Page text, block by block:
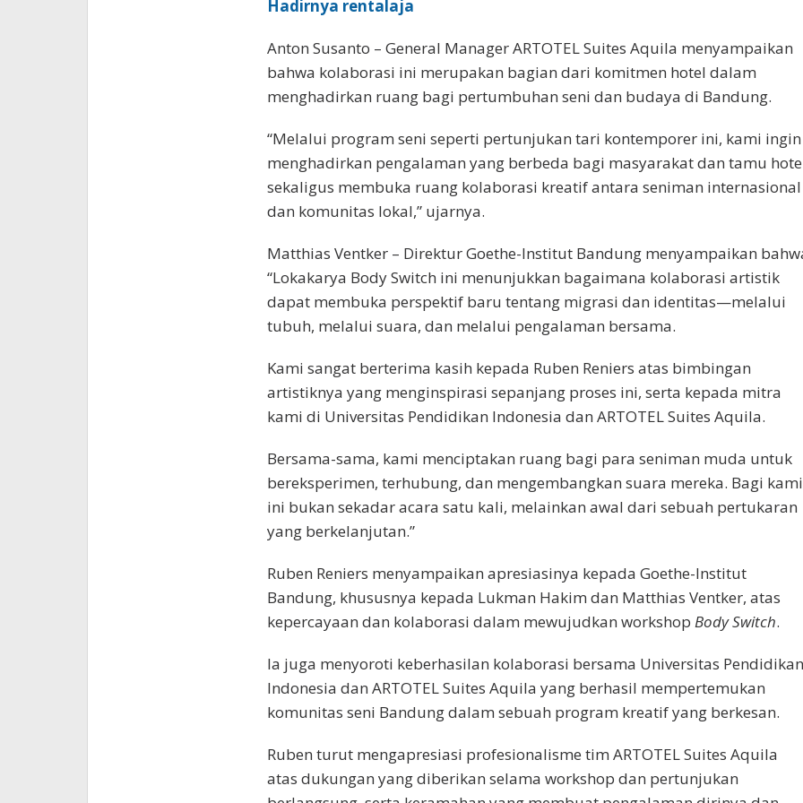
Hadirnya rentalaja
Anton Susanto – General Manager ARTOTEL Suites Aquila menyampaikan
bahwa kolaborasi ini merupakan bagian dari komitmen hotel dalam
menghadirkan ruang bagi pertumbuhan seni dan budaya di Bandung.
“Melalui program seni seperti pertunjukan tari kontemporer ini, kami ingin
menghadirkan pengalaman yang berbeda bagi masyarakat dan tamu
sekaligus membuka ruang kolaborasi kreatif antara seniman internasional
dan komunitas lokal,” ujarnya.
Matthias Ventker – Direktur Goethe-Institut Bandung menyampaikan
“Lokakarya Body Switch ini menunjukkan bagaimana kolaborasi artistik
dapat membuka perspektif baru tentang migrasi dan identitas—melalui
tubuh, melalui suara, dan melalui pengalaman bersama.
Kami sangat berterima kasih kepada Ruben Reniers atas bimbingan
artistiknya yang menginspirasi sepanjang proses ini, serta kepada mitra
kami di Universitas Pendidikan Indonesia dan ARTOTEL Suites Aquila.
Bersama-sama, kami menciptakan ruang bagi para seniman muda untuk
bereksperimen, terhubung, dan mengembangkan suara mereka. Bagi
ini bukan sekadar acara satu kali, melainkan awal dari sebuah pertukaran
yang berkelanjutan.”
Ruben Reniers menyampaikan apresiasinya kepada Goethe-Institut
Bandung, khususnya kepada Lukman Hakim dan Matthias Ventker, atas
kepercayaan dan kolaborasi dalam mewujudkan workshopBody Switch.
Ia juga menyoroti keberhasilan kolaborasi bersama Universitas
Indonesia dan ARTOTEL Suites Aquila yang berhasil mempertemukan
komunitas seni Bandung dalam sebuah program kreatif yang berkesan.
Ruben turut mengapresiasi profesionalisme tim ARTOTEL Suites Aquila
atas dukungan yang diberikan selama workshop dan pertunjukan